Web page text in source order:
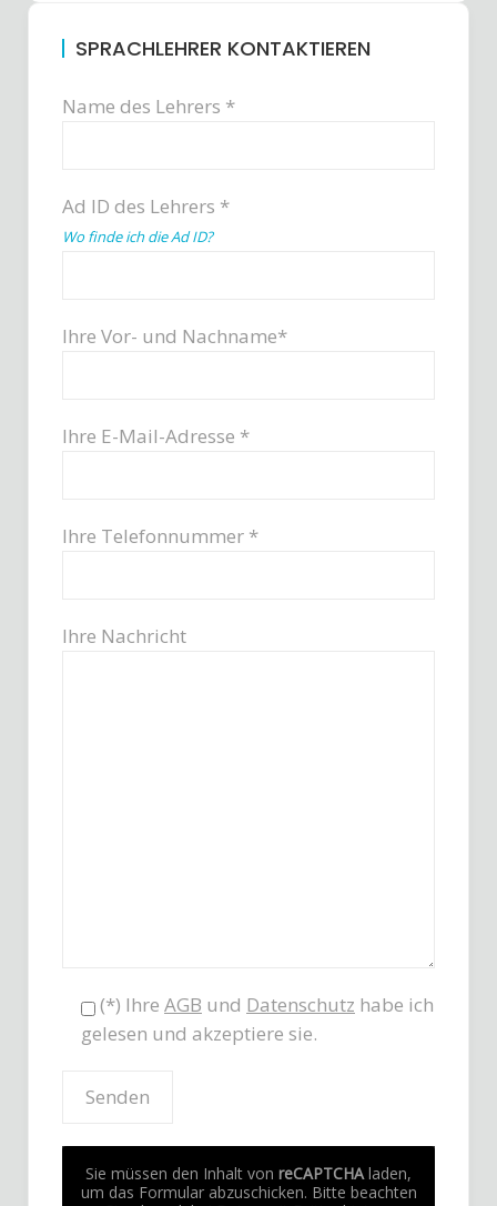
SPRACHLEHRER KONTAKTIEREN
Name des Lehrers *
Ad ID des Lehrers *
Wo finde ich die Ad ID?
Ihre Vor- und Nachname*
Ihre E-Mail-Adresse *
Ihre Telefonnummer *
Ihre Nachricht
(*) Ihre AGB und Datenschutz habe ich
gelesen und akzeptiere sie.
Sie müssen den Inhalt von reCAPTCHA laden,
um das Formular abzuschicken. Bitte beachten